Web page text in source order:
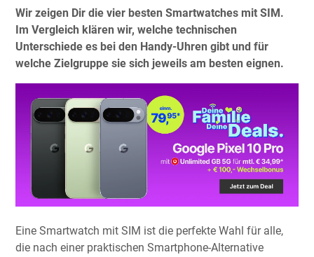
Wir zeigen Dir die vier besten Smartwatches mit SIM.
Im Vergleich klären wir, welche technischen
Unterschiede es bei den Handy-Uhren gibt und für
welche Zielgruppe sie sich jeweils am besten eignen.
Eine Smartwatch mit SIM ist die perfekte Wahl für alle,
die nach einer praktischen Smartphone-Alternative